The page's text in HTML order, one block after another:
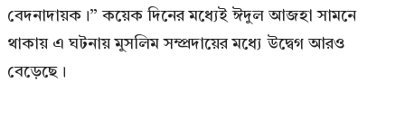
বেদনাদায়ক।” কয়েক দিনের মধ্যেই ঈদুল আজহা সামনে
থাকায় এ ঘটনায় মুসলিম সম্প্রদায়ের মধ্যে উদ্বেগ আরও
বেড়েছে।